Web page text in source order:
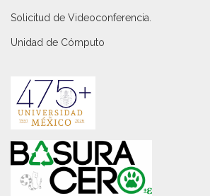
Solicitud de Videoconferencia.
Unidad de Cómputo